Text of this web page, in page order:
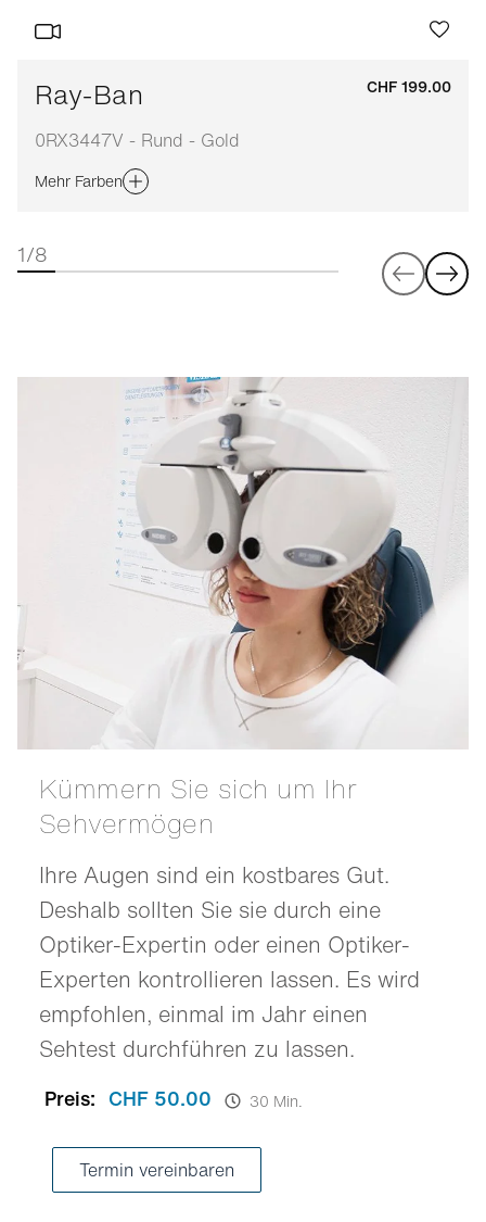
Ray-Ban
0RX3447V - Rund - Gold
CHF 199.00
Mehr Farben
1/8
Kümmern Sie sich um Ihr
Sehvermögen
Ihre Augen sind ein kostbares Gut.
Deshalb sollten Sie sie durch eine
Optiker-Expertin oder einen Optiker-
Experten kontrollieren lassen. Es wird
empfohlen, einmal im Jahr einen
Sehtest durchführen zu lassen.
Preis: CHF 50.00 30 Min.
Termin vereinbaren